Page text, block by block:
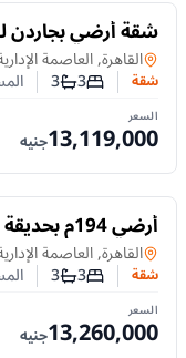
للبيع
شقة أرضي بجاردن
228م وتشطيب كامل
في
القاهرة, العاصمة
شقة عدد غرف النوم
3عدد3
السعر
13,119,000جنيه
للبيع
العاصمة الايداريه
في
القاهرة, العاصمة
شقة عدد غرف النوم
3عدد3
السعر
13,260,000جنيه